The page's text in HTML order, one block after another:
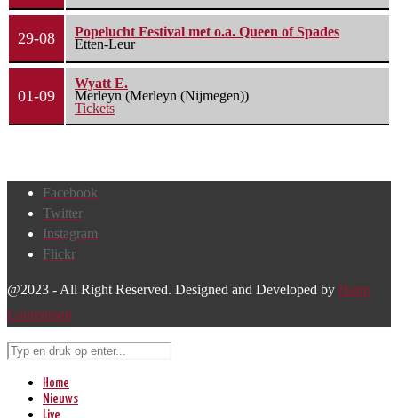
29-08
Popelucht Festival met o.a. Queen of Spades
Etten-Leur
01-09
Wyatt E.
Merleyn (Merleyn (Nijmegen))
Tickets
Facebook
Twitter
Instagram
Flickr
@2023 - All Right Reserved. Designed and Developed by Harm
Lourenssen
Home
Nieuws
Live